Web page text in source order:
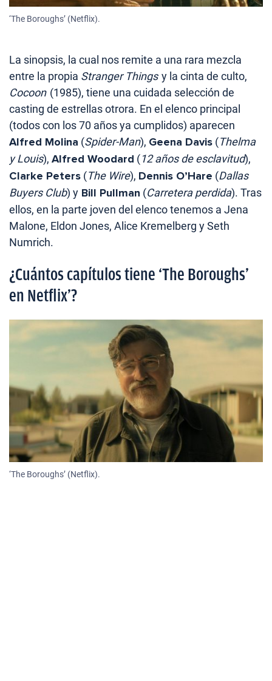
‘The Boroughs’ (Netflix).
La sinopsis, la cual nos remite a una rara mezcla
entre la propia Stranger Things y la cinta de culto,
Cocoon (1985), tiene una cuidada selección de
casting de estrellas otrora. En el elenco principal
(todos con los 70 años ya cumplidos) aparecen
Alfred Molina (Spider-Man), Geena Davis (Thelma
y Louis), Alfred Woodard (12 años de esclavitud),
Clarke Peters (The Wire), Dennis O’Hare (Dallas
Buyers Club) y Bill Pullman (Carretera perdida). Tras
ellos, en la parte joven del elenco tenemos a Jena
Malone, Eldon Jones, Alice Kremelberg y Seth
Numrich.
¿Cuántos capítulos tiene ‘The Boroughs’
en Netflix’?
‘The Boroughs’ (Netflix).